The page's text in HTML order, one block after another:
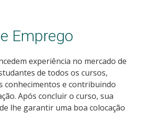
Emprego
experiência no mercado de
de todos os cursos,
conhecimentos e contribuindo
Após concluir o curso, sua
lhe garantir uma boa colocação